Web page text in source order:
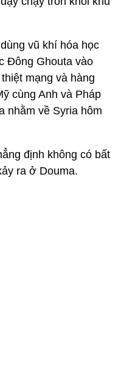
vũ khí hóa học
Đông Ghouta vào
mạng và hàng
cùng Anh và Pháp
nhằm về Syria hôm
định không có bất
ra ở Douma.